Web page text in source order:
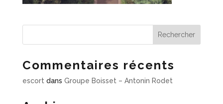
Commentaires récents
escort dans Groupe Boisset – Antonin Rodet